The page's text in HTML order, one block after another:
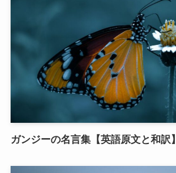
ガンジーの名言集【英語原文と和訳】